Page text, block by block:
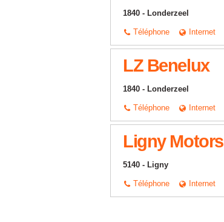
1840 - Londerzeel
Téléphone Internet
LZ Benelux
1840 - Londerzeel
Téléphone Internet
Ligny Motors
5140 - Ligny
Téléphone Internet